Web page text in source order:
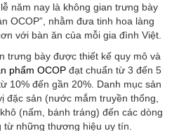
năm nay là không gian trưng bày
OCOP”, nhằm đưa tinh hoa làng
với bàn ăn của mỗi gia đình Việt.
trưng bày được thiết kế quy mô và
phẩm OCOP đạt chuẩn từ 3 đến 5
10% đến gần 20%. Danh mục sản
đặc sản (nước mắm truyền thống,
(nấm, bánh tráng) đến các dòng
những thương hiệu uy tín.